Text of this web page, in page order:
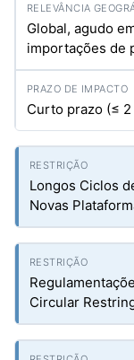
Global, agudo
importações de
Curto prazo (≤ 2
Longos Ciclos
Novas
Circular